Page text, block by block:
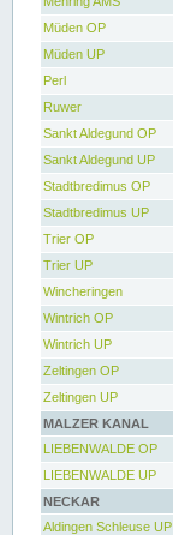
Müden OP
Müden UP
Perl
Ruwer
Sankt Aldegund OP
Sankt Aldegund UP
Stadtbredimus OP
Stadtbredimus UP
Trier OP
Trier UP
Wincheringen
Wintrich OP
Wintrich UP
Zeltingen OP
Zeltingen UP
MALZER KANAL
LIEBENWALDE OP
LIEBENWALDE UP
NECKAR
Aldingen Schleuse UP